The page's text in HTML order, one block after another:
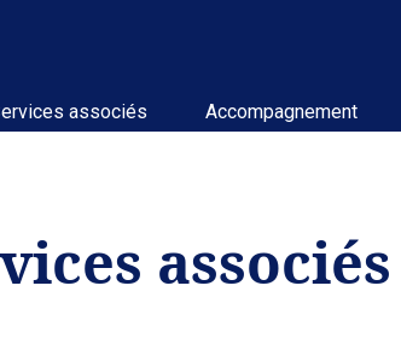
associés Accompagnement
associés